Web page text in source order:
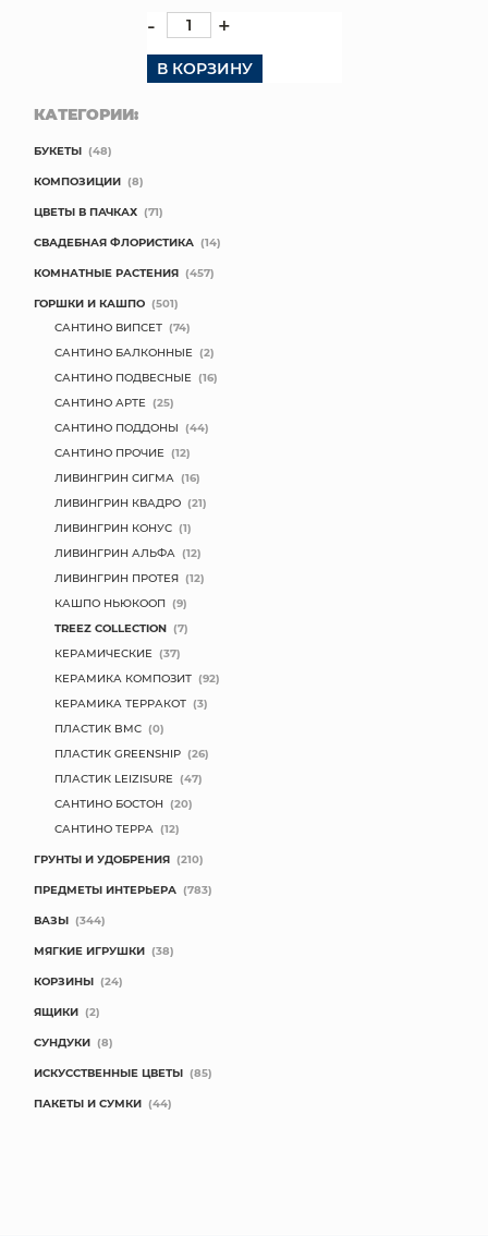
- +
В КОРЗИНУ
КАТЕГОРИИ:
БУКЕТЫ (48)
КОМПОЗИЦИИ (8)
ЦВЕТЫ В ПАЧКАХ (71)
СВАДЕБНАЯ ФЛОРИСТИКА (14)
КОМНАТНЫЕ РАСТЕНИЯ (457)
ГОРШКИ И КАШПО (501)
САНТИНО ВИПСЕТ (74)
САНТИНО БАЛКОННЫЕ (2)
САНТИНО ПОДВЕСНЫЕ (16)
САНТИНО АРТЕ (25)
САНТИНО ПОДДОНЫ (44)
САНТИНО ПРОЧИЕ (12)
ЛИВИНГРИН СИГМА (16)
ЛИВИНГРИН КВАДРО (21)
ЛИВИНГРИН КОНУС (1)
ЛИВИНГРИН АЛЬФА (12)
ЛИВИНГРИН ПРОТЕЯ (12)
КАШПО НЬЮКООП (9)
TREEZ COLLECTION (7)
КЕРАМИЧЕСКИЕ (37)
КЕРАМИКА КОМПОЗИТ (92)
КЕРАМИКА ТЕРРАКОТ (3)
ПЛАСТИК BMC (0)
ПЛАСТИК GREENSHIP (26)
ПЛАСТИК LEIZISURE (47)
САНТИНО БОСТОН (20)
САНТИНО ТЕРРА (12)
ГРУНТЫ И УДОБРЕНИЯ (210)
ПРЕДМЕТЫ ИНТЕРЬЕРА (783)
ВАЗЫ (344)
МЯГКИЕ ИГРУШКИ (38)
КОРЗИНЫ (24)
ЯЩИКИ (2)
СУНДУКИ (8)
ИСКУССТВЕННЫЕ ЦВЕТЫ (85)
ПАКЕТЫ И СУМКИ (44)